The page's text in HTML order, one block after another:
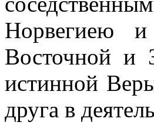
Норвегиею
Восточной и
истинной
друга в